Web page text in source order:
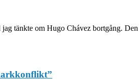
tänkte om Hugo Chávez bortgång.